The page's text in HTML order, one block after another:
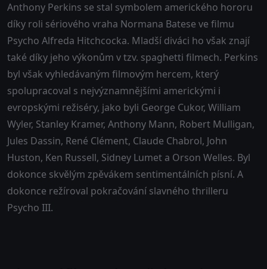
Anthony Perkins se stal symbolem amerického hororu
díky roli sériového vraha Normana Batese ve filmu
Psycho Alfreda Hitchcocka. Mladší diváci ho však znají
také díky jeho výkonům v tzv. spaghetti filmech. Perkins
byl však vyhledávaným filmovým hercem, který
spolupracoval s nejvýznamnějšími americkými i
evropskými režiséry, jako byli George Cukor, William
Wyler, Stanley Kramer, Anthony Mann, Robert Mulligan,
Jules Dassin, René Clément, Claude Chabrol, John
Huston, Ken Russell, Sidney Lumet a Orson Welles. Byl
dokonce skvělým zpěvákem sentimentálních písní. A
dokonce režíroval pokračování slavného thrilleru
Psycho III.